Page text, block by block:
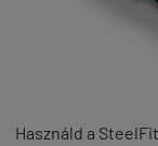
Használd a